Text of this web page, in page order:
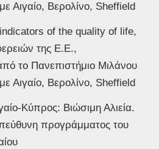
Αιγαίο, Βερολίνο, Sheffield
of the quality of life,
της Ε.Ε.,
το Πανεπιστήμιο Μιλάνου
Αιγαίο, Βερολίνο, Sheffield
Κύπρος: Βιώσιμη Αλιεία.
προγράμματος του